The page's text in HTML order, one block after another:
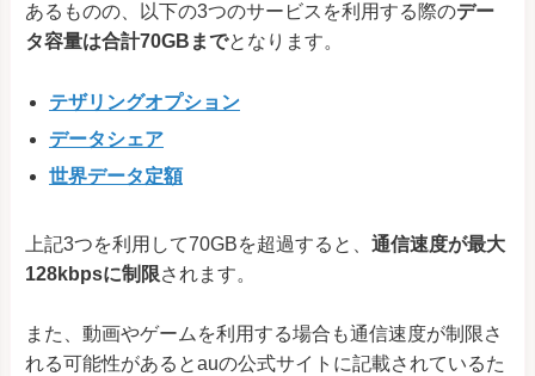
あるものの、以下の3つのサービスを利用する際のデー
タ容量は合計70GBまでとなります。
テザリングオプション
データシェア
世界データ定額
上記3つを利用して70GBを超過すると、 通信速度が最大
128kbpsに制限されます。
また、動画やゲームを利用する場合も通信速度が制限さ
れる可能性があるとauの公式サイトに記載されているた